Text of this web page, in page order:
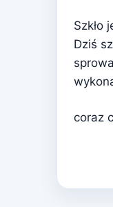
Szkło
Dziś
coraz